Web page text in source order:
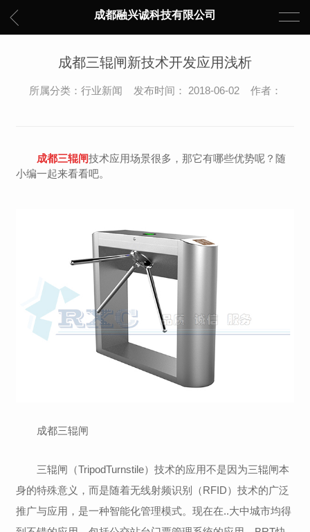
成都融兴诚科技有限公司
成都三辊闸新技术开发应用浅析
所属分类：行业新闻 发布时间： 2018-06-02 作者：
成都三辊闸技术应用场景很多，那它有哪些优势呢？随
小编一起来看看吧。
成都三辊闸
三辊闸（TripodTurnstile）技术的应用不是因为三辊闸本
身的特殊意义，而是随着无线射频识别（RFID）技术的广泛
推广与应用，是一种智能化管理模式。现在在..大中城市均得